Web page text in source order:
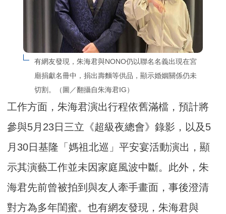
有網友發現，朱海君與NONO仍以聯名名義出現在宮
廟捐獻名冊中，捐出壽麵等供品，顯示婚姻關係仍未
切割。（圖／翻攝自朱海君IG）
工作方面，朱海君演出行程依舊滿檔，預計將
參與5月23日三立《超級夜總會》錄影，以及5
月30日基隆「媽祖北巡」平安宴活動演出，顯
示其演藝工作並未因家庭風波中斷。此外，朱
海君先前曾被拍到與友人牽手畫面，事後澄清
對方為多年閨蜜。也有網友發現，朱海君與